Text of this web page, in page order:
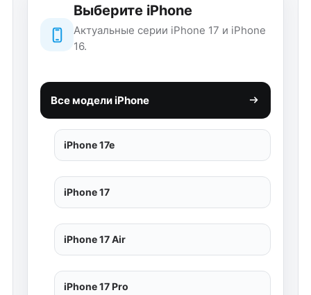
Выберите iPhone
Актуальные серии iPhone 17 и iPhone
16.
Все модели iPhone
iPhone 17e
iPhone 17
iPhone 17 Air
iPhone 17 Pro